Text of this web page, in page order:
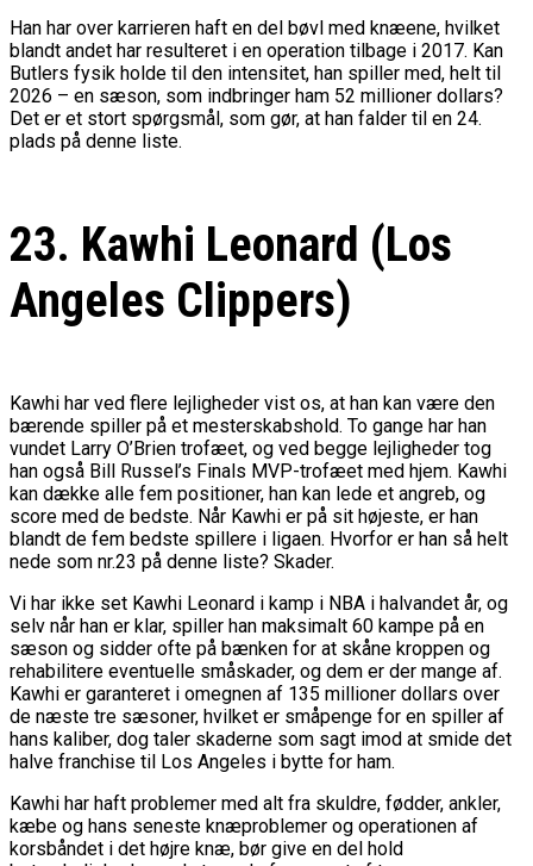
Han har over karrieren haft en del bøvl med knæene, hvilket
blandt andet har resulteret i en operation tilbage i 2017. Kan
Butlers fysik holde til den intensitet, han spiller med, helt til
2026 – en sæson, som indbringer ham 52 millioner dollars?
Det er et stort spørgsmål, som gør, at han falder til en 24.
plads på denne liste.
23. Kawhi Leonard (Los
Angeles Clippers)
Kawhi har ved flere lejligheder vist os, at han kan være den
bærende spiller på et mesterskabshold. To gange har han
vundet Larry O’Brien trofæet, og ved begge lejligheder tog
han også Bill Russel’s Finals MVP-trofæet med hjem. Kawhi
kan dække alle fem positioner, han kan lede et angreb, og
score med de bedste. Når Kawhi er på sit højeste, er han
blandt de fem bedste spillere i ligaen. Hvorfor er han så helt
nede som nr.23 på denne liste? Skader.
Vi har ikke set Kawhi Leonard i kamp i NBA i halvandet år, og
selv når han er klar, spiller han maksimalt 60 kampe på en
sæson og sidder ofte på bænken for at skåne kroppen og
rehabilitere eventuelle småskader, og dem er der mange af.
Kawhi er garanteret i omegnen af 135 millioner dollars over
de næste tre sæsoner, hvilket er småpenge for en spiller af
hans kaliber, dog taler skaderne som sagt imod at smide det
halve franchise til Los Angeles i bytte for ham.
Kawhi har haft problemer med alt fra skuldre, fødder, ankler,
kæbe og hans seneste knæproblemer og operationen af
korsbåndet i det højre knæ, bør give en del hold